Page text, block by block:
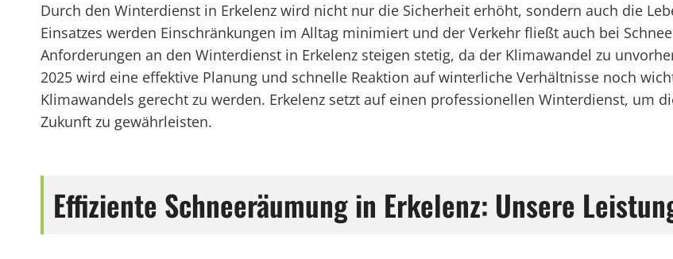
Durch den Winterdienst in Erkelenz wird nicht nur die Sicherheit erhöht, sondern auch die
Einsatzes werden Einschränkungen im Alltag minimiert und der Verkehr fließt auch bei
Anforderungen an den Winterdienst in Erkelenz steigen stetig, da der Klimawandel zu
2025 wird eine effektive Planung und schnelle Reaktion auf winterliche Verhältnisse noch
Klimawandels gerecht zu werden. Erkelenz setzt auf einen professionellen Winterdienst, um
Zukunft zu gewährleisten.
Effiziente Schneeräumung in Erkelenz: Unsere